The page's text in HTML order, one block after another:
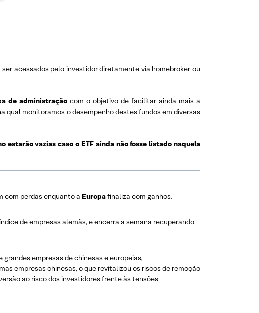
acessados pelo investidor diretamente via homebroker ou
de administraçãocom o objetivo de facilitar ainda mais a
monitoramos o desempenho destes fundos em diversas
vazias caso o ETF ainda não fosse listado naquela
com perdas enquanto a Europafinaliza com ganhos.
de empresas alemãs, e encerra a semana recuperando
empresas de chinesas e europeias,
empresas chinesas, o que revitalizou os riscos de remoção
ao risco dos investidores frente às tensões